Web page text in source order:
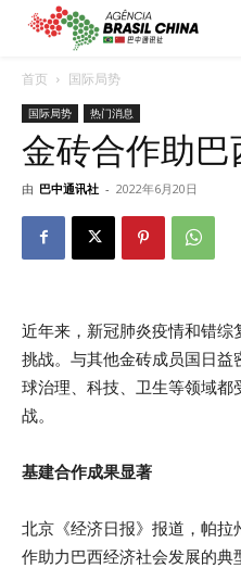
首页 国际局势
国际局势 热门消息
金砖合作助
由 巴中通讯社 - 2022年6月20日
近年来，新冠肺炎疫情和错
挑战。与其他金砖成员国日
球治理、科技、卫生等领域
战。
基建合作成果显著
北京《经济日报》报道，帕
作助力巴西经济社会发展的